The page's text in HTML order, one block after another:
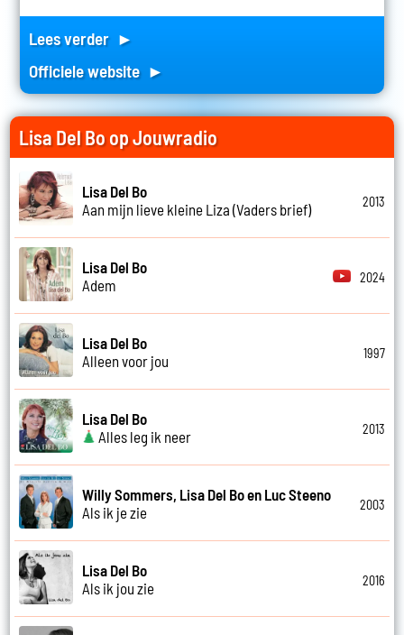
Lees verder ►
Officiele website ►
Lisa Del Bo op Jouwradio
Lisa Del Bo
Aan mijn lieve kleine Liza (Vaders brief)
2013
Lisa Del Bo
Adem
2024
Lisa Del Bo
Alleen voor jou
1997
Lisa Del Bo
Alles leg ik neer
2013
Willy Sommers, Lisa Del Bo en Luc Steeno
Als ik je zie
2003
Lisa Del Bo
Als ik jou zie
2016